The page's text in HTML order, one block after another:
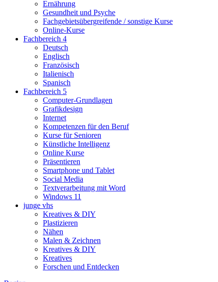
Ernährung
Gesundheit und Psyche
Fachgebietsübergreifende / sonstige Kurse
Online-Kurse
Fachbereich 4
Deutsch
Englisch
Französisch
Italienisch
Spanisch
Fachbereich 5
Computer-Grundlagen
Grafikdesign
Internet
Kompetenzen für den Beruf
Kurse für Senioren
Künstliche Intelligenz
Online Kurse
Präsentieren
Smartphone und Tablet
Social Media
Textverarbeitung mit Word
Windows 11
junge vhs
Kreatives & DIY
Plastizieren
Nähen
Malen & Zeichnen
Kreatives & DIY
Kreatives
Forschen und Entdecken